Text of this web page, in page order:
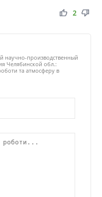
thumb_up thumb_down
2
научно-производственный
Челябинской обл.:
та атмосферу в